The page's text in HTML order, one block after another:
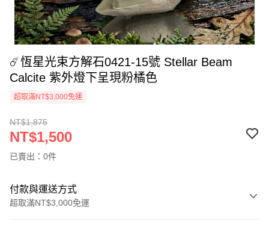
☄️恆星光束方解石0421-15號 Stellar Beam
Calcite 紫外燈下呈現粉橘色
超取滿NT$3,000免運
NT$1,875
NT$1,500
已賣出：0件
付款與運送方式
超取滿NT$3,000免運